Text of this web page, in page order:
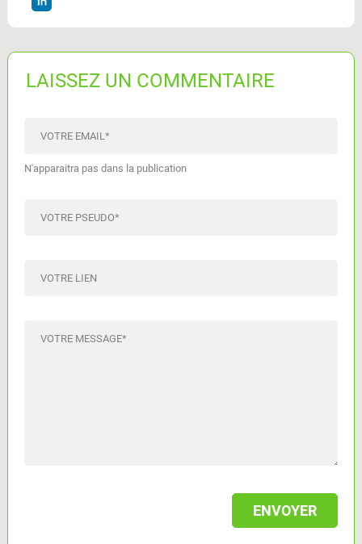
LAISSEZ UN COMMENTAIRE
VOTRE EMAIL *
N'apparaitra pas dans la publication
VOTRE PSEUDO*
VOTRE LIEN
VOTRE MESSAGE*